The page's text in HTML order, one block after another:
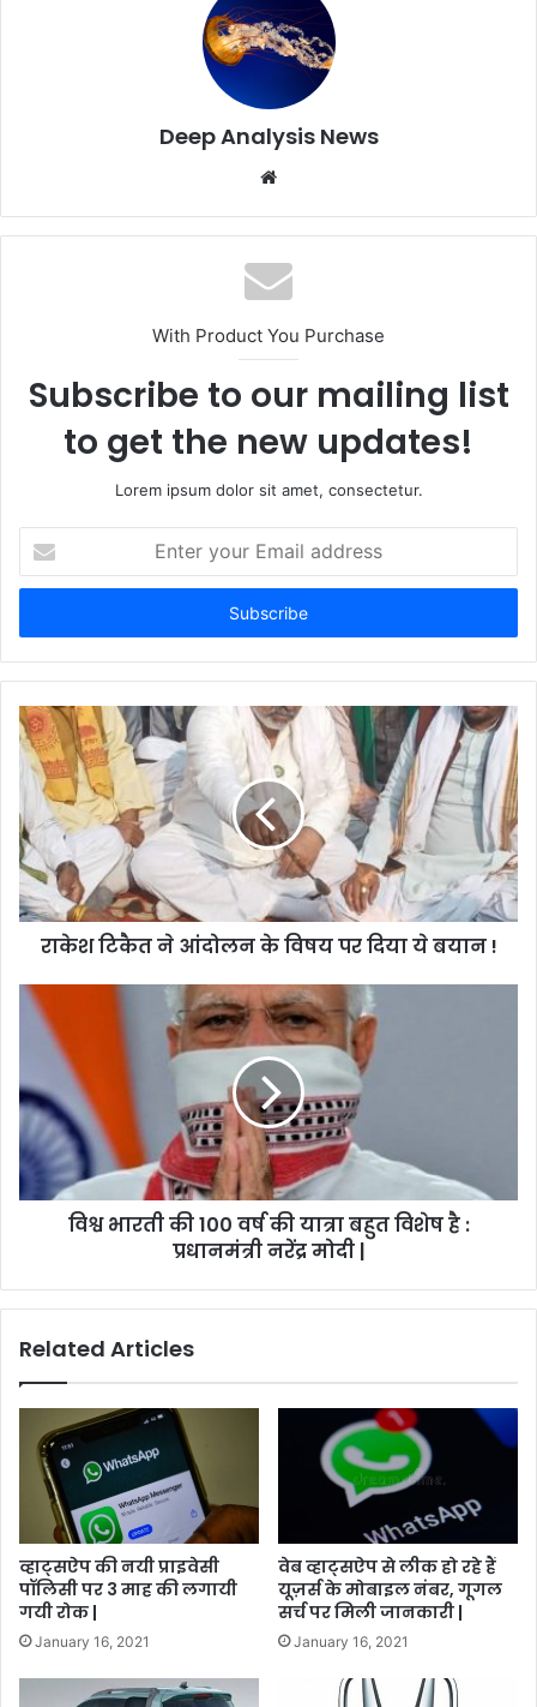
Deep Analysis News
With Product You Purchase
Subscribe to our mailing list
to get the new updates!
Lorem ipsum dolor sit amet, consectetur.
your
Email
राकेश टिकैत ने आंदोलन के विषय पर दिया ये बयान !
विश्व भारती की 100 वर्ष की यात्रा बहुत विशेष है :
प्रधानमंत्री नरेंद्र मोदी |
Related Articles
व्हाट्सऐप की नयी प्राइवेसी
पॉलिसी पर 3 माह की लगायी
गयी रोक |
January 16, 2021
वेब व्हाट्सऐप से लीक हो रहे हैं
यूज़र्स के मोबाइल नंबर, गूगल
सर्च पर मिली जानकारी |
January 16, 2021